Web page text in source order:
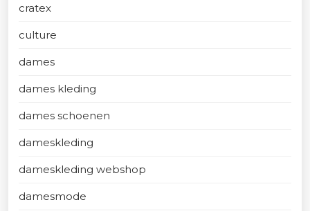
cratex
culture
dames
dames kleding
dames schoenen
dameskleding
dameskleding webshop
damesmode